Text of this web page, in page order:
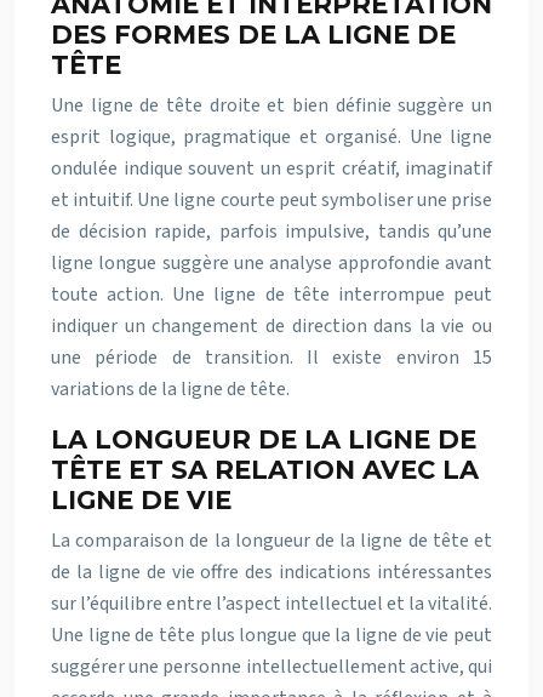
DES FORMES DE LA LIGNE DE
TÊTE
Une ligne de tête droite et bien définie suggère un
esprit logique, pragmatique et organisé. Une ligne
ondulée indique souvent un esprit créatif, imaginatif
et intuitif. Une ligne courte peut symboliser une prise
de décision rapide, parfois impulsive, tandis qu’une
ligne longue suggère une analyse approfondie avant
toute action. Une ligne de tête interrompue peut
indiquer un changement de direction dans la vie ou
une période de transition. Il existe environ 15
variations de la ligne de tête.
LA LONGUEUR DE LA LIGNE DE
TÊTE ET SA RELATION AVEC LA
LIGNE DE VIE
La comparaison de la longueur de la ligne de tête et
de la ligne de vie offre des indications intéressantes
sur l’équilibre entre l’aspect intellectuel et la vitalité.
Une ligne de tête plus longue que la ligne de vie peut
suggérer une personne intellectuellement active, qui